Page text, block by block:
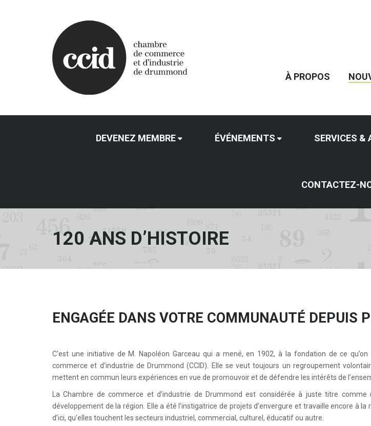
À PROPOS
DEVENEZ MEMBRE ÉVÉNEMENTS SERVICES &
CONTACTEZ-
120 ANS D’HISTOIRE
ENGAGÉE DANS VOTRE COMMUNAUTÉ DEPUIS
C’est une initiative de M. Napoléon Garceau qui a mené, en 1902, à la fondation de ce qu’on
commerce et d’industrie de Drummond (CCID). Elle se veut toujours un regroupement
mettent en commun leurs expériences en vue de promouvoir et de défendre les intérêts de
La Chambre de commerce et d’industrie de Drummond est considérée à juste titre
développement de la région. Elle a été l’instigatrice de projets d’envergure et travaille encore à la
d’ici, qu’elles touchent les secteurs industriel, commercial, culturel, éducatif ou autre.